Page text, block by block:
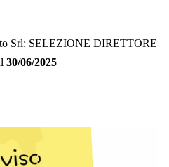
Srl: SELEZIONE DIRETTORE
30/06/2025